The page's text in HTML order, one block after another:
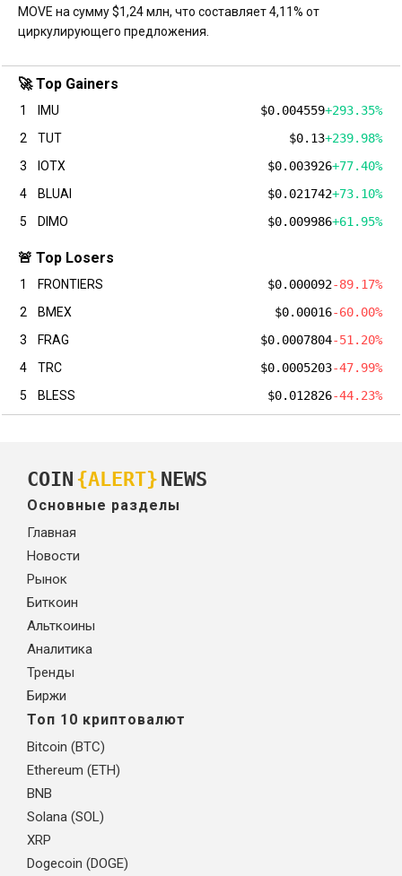
MOVE на сумму $1,24 млн, что составляет 4,11% от
циркулирующего предложения.
🚀 Top Gainers
1 IMU $0.004559+293.35%
2
TUT $0.13+239.98%
3
IOTX $0.003926+77.40%
4
BLUAI $0.021742+73.10%
5
DIMO $0.009986+61.95%
🚨 Top Losers
1 FRONTIERS $0.000092-89.17%
2
BMEX $0.00016-60.00%
3
FRAG $0.0007804-51.20%
4
TRC $0.0005203-47.99%
5
BLESS $0.012826-44.23%
COIN {ALERT} NEWS
Основные разделы
Главная
Новости
Рынок
Биткоин
Альткоины
Аналитика
Тренды
Биржи
Топ 10 криптовалют
Bitcoin (BTC)
Ethereum (ETH)
BNB
Solana (SOL)
XRP
Dogecoin (DOGE)